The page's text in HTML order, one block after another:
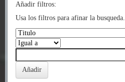
Añadir filtros:
Usa los filtros para afinar la busqueda.